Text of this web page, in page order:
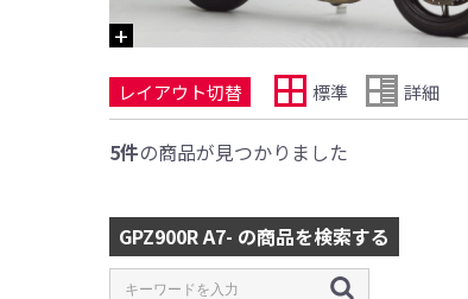
レイアウト切替 標準 詳細
5件の商品が見つかりました
GPZ900R A7- の商品を検索する